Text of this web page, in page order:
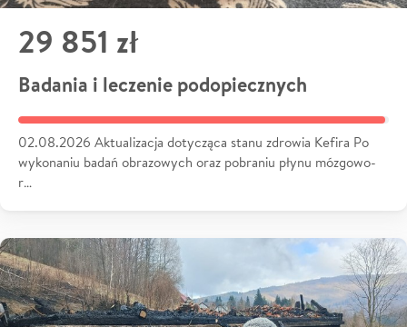
29 851 zł
Badania i leczenie podopiecznych
02.08.2026 Aktualizacja dotycząca stanu zdrowia Kefira Po
wykonaniu badań obrazowych oraz pobraniu płynu mózgowo-
r…